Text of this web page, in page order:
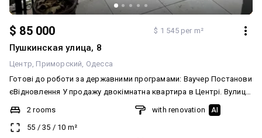
$ 85 000 $ 1 545 per m²
Пушкинская улица, 8
Центр Приморский Одесса
Готові до роботи за державними програмами: Ваучер Постанови
єВідновлення У продажу двокімнатна квартира в Центрі. Вулиця
Пушкінська / Дерибасівська. У квартирі виконано якісний
сучасний ремонт. Квартира укомплектована всіма необхідними
меблями та побутовою технікою. Балкон з чудовим видом на
2 rooms
55 / 35 / 10 m²
with renovation AI